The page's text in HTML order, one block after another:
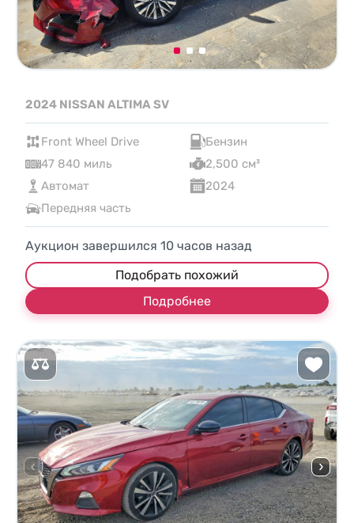
2024 NISSAN ALTIMA SV
Front Wheel Drive
Бензин
47 840 миль
2,500 см³
Автомат
2024
Передняя часть
Аукцион завершился 10 часов назад
Подобрать похожий
Подробнее